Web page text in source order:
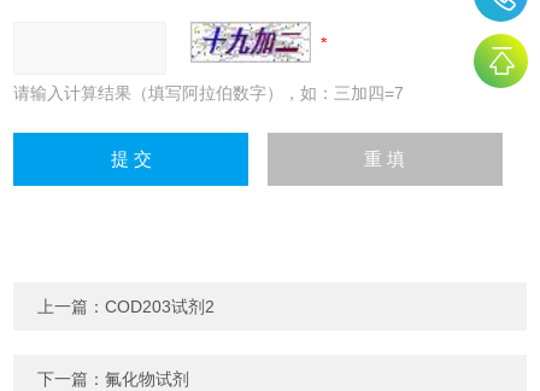
请输入计算结果（填写阿拉伯数字），如：三加四=7
上一篇：COD203试剂2
下一篇：氟化物试剂